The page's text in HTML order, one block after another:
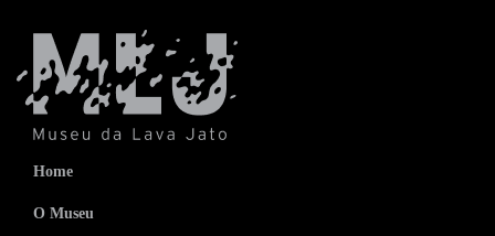
Home
O Museu